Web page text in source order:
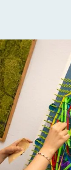
Loading...